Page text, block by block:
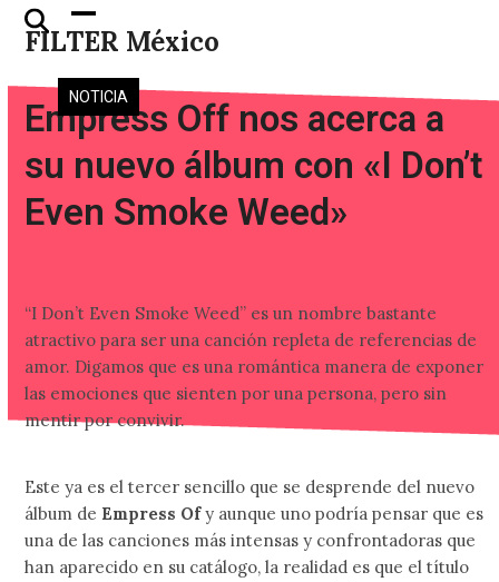
Skip
FILTER México
Open
mobile
menu
Close
mobile
menu
NOTICIA
Empress Off nos acerca a
su nuevo álbum con «I Don’t
Even Smoke Weed»
“I Don’t Even Smoke Weed” es un nombre bastante
atractivo para ser una canción repleta de referencias de
amor. Digamos que es una romántica manera de exponer
las emociones que sienten por una persona, pero sin
mentir por convivir.
Este ya es el tercer sencillo que se desprende del nuevo
álbum de Empress Ofy aunque uno podría pensar que es
una de las canciones más intensas y confrontadoras que
han aparecido en su catálogo, la realidad es que el título